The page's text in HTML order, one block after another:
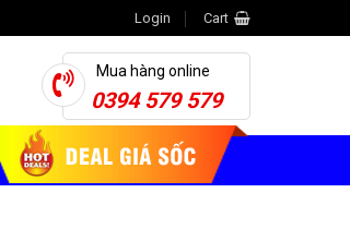
Login Cart
Mua hàng online
0394 579 579